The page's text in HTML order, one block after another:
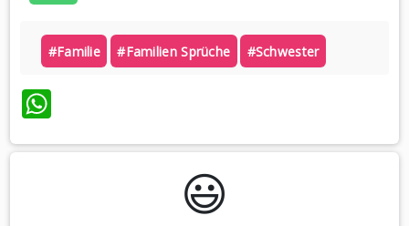
#familie #familien Sprüche #schwester
WhatsApp
😃️